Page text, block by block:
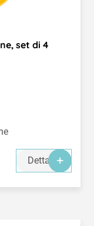
set di 4
Dettagli